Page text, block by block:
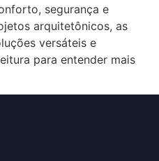
segurança e
arquitetônicos, as
versáteis e
para entender mais